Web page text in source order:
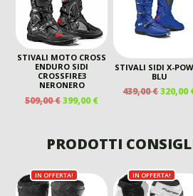
STIVALI MOTO CROSS
ENDURO SIDI
CROSSFIRE3
NERONERO
509,00€IL
ERA:
509,00 €.
399,00€IL
È:
399,00 €.
STIVALI SIDI X-
BLU
439,00€IL
439,00
320,00
PRODOTTI
IN OFFERTA! IN OFFERTA!